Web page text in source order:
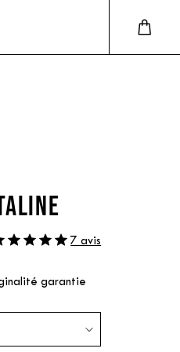
7 avis
garantie